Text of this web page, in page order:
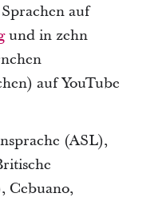
auf
und in zehn
auf YouTube
(ASL),
Cebuano,